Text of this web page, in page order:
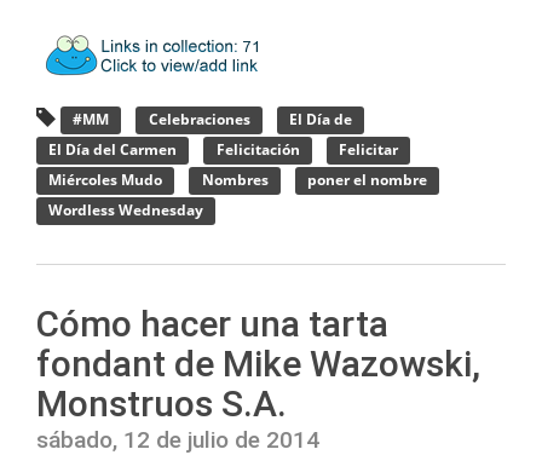
#MM Celebraciones
El Día de
El Día del Carmen
Felicitación
Felicitar
Miércoles Mudo
Nombres
poner el nombre
Wordless Wednesday
Cómo hacer una tarta
fondant de Mike Wazowski,
Monstruos S.A.
sábado, 12 de julio de 2014